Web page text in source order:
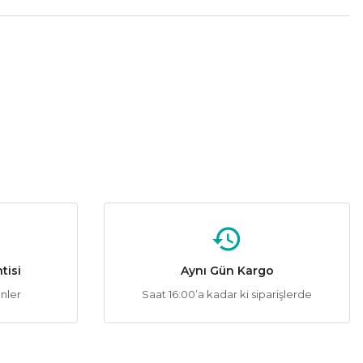
Aynı Gün Kargo
Saat 16:00’a kadar ki siparişlerde